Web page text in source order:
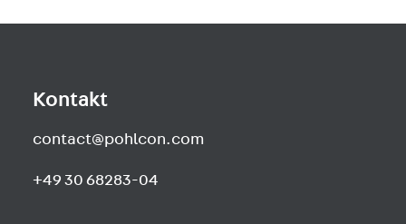
Kontakt
contact@pohlcon.com
+49 30 68283-04